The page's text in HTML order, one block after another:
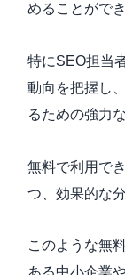
めることができ
特にSEO担当
動向を把握し
るための強力
無料で利用で
つ、効果的な
このような無